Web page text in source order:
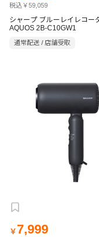
税込￥59,059
シャープ ブルーレイレコー
AQUOS 2B-C10GW1
通常配送 / 店舗受取
￥ 7,999